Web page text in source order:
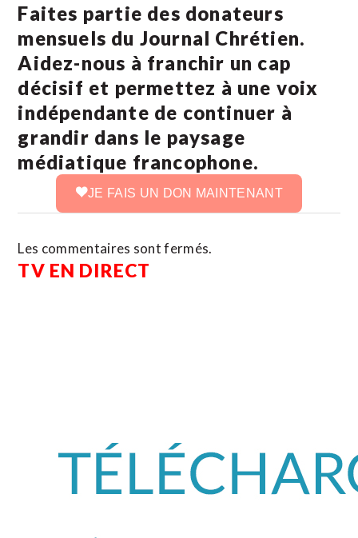
Faites partie des donateurs
mensuels du Journal Chrétien.
Aidez-nous à franchir un cap
décisif et permettez à une voix
indépendante de continuer à
grandir dans le paysage
médiatique francophone.
JE FAIS UN DON MAINTENANT
Les commentaires sont fermés.
TV EN DIRECT